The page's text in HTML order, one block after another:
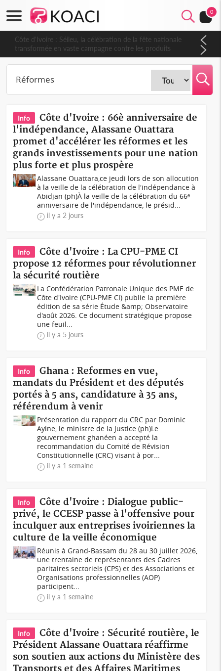
0
Côte d'Ivoire : Séileu, la célébration de la fête nationale
transformée en vaste campagne contre les produits
dépigmentants dangereux
Info
Côte d'Ivoire : 66è anniversaire de
l'indépendance, Alassane Ouattara
promet d'accélérer les réformes et les
grands investissements pour une nation
plus forte et plus prospère
Alassane Ouattara,ce jeudi lors de son allocution
à la veille de la célébration de l'indépendance à
Abidjan (ph)À la veille de la célébration du 66ᵉ
anniversaire de l'indépendance, le présid...
il y a 2 jours
Info
Côte d'Ivoire : La CPU-PME CI
propose 12 réformes pour révolutionner
la sécurité routière
La Confédération Patronale Unique des PME de
Côte d'Ivoire (CPU-PME CI) publie la première
édition de sa série Étude &amp; Observatoire
d'août 2026. Ce document stratégique propose
une feuil...
il y a 5 jours
Info
Ghana : Reformes en vue,
mandats du Président et des députés
portés à 5 ans, candidature à 35 ans,
référendum à venir
Présentation du rapport du CRC par Dominic
Ayine, le ministre de la Justice (ph)Le
gouvernement ghanéen a accepté la
recommandation du Comité de Révision
Constitutionnelle (CRC) visant à por...
il y a 1 semaine
Info
Côte d'Ivoire : Dialogue public-
privé, le CCESP passe à l'offensive pour
inculquer aux entreprises ivoiriennes la
culture de la veille économique
Réunis à Grand-Bassam du 28 au 30 juillet 2026,
une trentaine de représentants des Cadres
paritaires sectoriels (CPS) et des Associations et
Organisations professionnelles (AOP)
participent...
il y a 1 semaine
Info
Côte d'Ivoire : Sécurité routière, le
Président Alassane Ouattara réaffirme
son soutien aux actions du Ministère des